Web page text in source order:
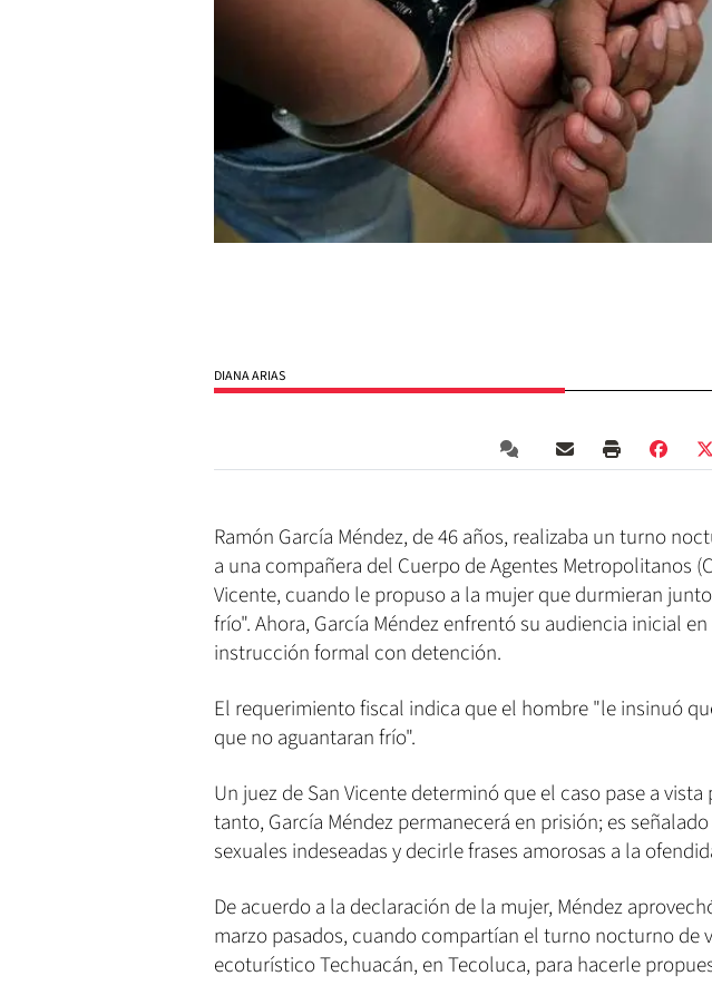
DIANA ARIAS
Ramón García Méndez, de 46 años, realizaba un turno
a una compañera del Cuerpo de Agentes Metropolitanos
Vicente, cuando le propuso a la mujer que durmieran
frío". Ahora, García Méndez enfrentó su audiencia inicial
instrucción formal con detención.
El requerimiento fiscal indica que el hombre "le insinuó
que no aguantaran frío".
Un juez de San Vicente determinó que el caso pase a
tanto, García Méndez permanecerá en prisión; es
sexuales indeseadas y decirle frases amorosas a la
De acuerdo a la declaración de la mujer, Méndez
marzo pasados, cuando compartían el turno nocturno de
ecoturístico Techuacán, en Tecoluca, para hacerle